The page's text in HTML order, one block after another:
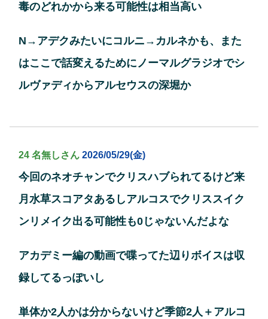
毒のどれかから来る可能性は相当高い
N→アデクみたいにコルニ→カルネかも、また
はここで話変えるためにノーマルグラジオでシ
ルヴァディからアルセウスの深堀か
24 名無しさん 2026/05/29(金)
今回のネオチャンでクリスハブられてるけど来
月水草スコアタあるしアルコスでクリススイク
ンリメイク出る可能性も0じゃないんだよな
アカデミー編の動画で喋ってた辺りボイスは収
録してるっぽいし
単体か2人かは分からないけど季節2人＋アルコ